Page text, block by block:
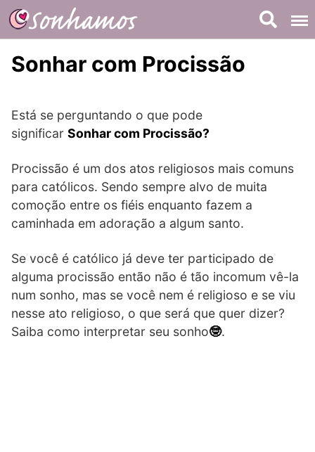
Skip
to
content
Sonhar com Procissão
Está se perguntando o que pode
significar Sonhar com Procissão?
Procissão é um dos atos religiosos mais comuns
para católicos. Sendo sempre alvo de muita
comoção entre os fiéis enquanto fazem a
caminhada em adoração a algum santo.
Se você é católico já deve ter participado de
alguma procissão então não é tão incomum vê-la
num sonho, mas se você nem é religioso e se viu
nesse ato religioso, o que será que quer dizer?
Saiba como interpretar seu sonho🤓.